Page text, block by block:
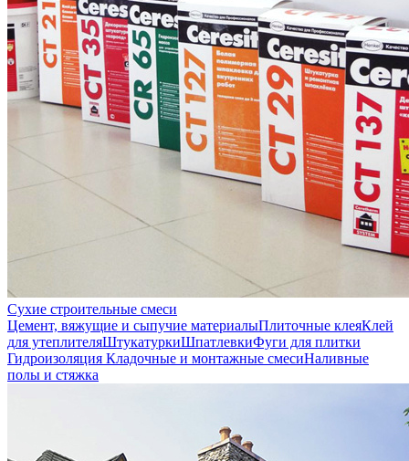
Сухие строительные смеси
Цемент, вяжущие и сыпучие материалыПлиточные клеяКлей
для утеплителяШтукатуркиШпатлевкиФуги для плитки
Гидроизоляция Кладочные и монтажные смесиНаливные
полы и стяжка